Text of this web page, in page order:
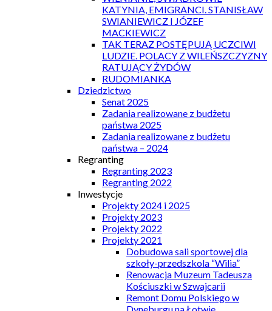
KATYNIA, EMIGRANCI. STANISŁAW
SWIANIEWICZ I JÓZEF
MACKIEWICZ
TAK TERAZ POSTĘPUJĄ UCZCIWI
LUDZIE. POLACY Z WILEŃSZCZYZNY
RATUJĄCY ŻYDÓW
RUDOMIANKA
Dziedzictwo
Senat 2025
Zadania realizowane z budżetu
państwa 2025
Zadania realizowane z budżetu
państwa – 2024
Regranting
Regranting 2023
Regranting 2022
Inwestycje
Projekty 2024 i 2025
Projekty 2023
Projekty 2022
Projekty 2021
Dobudowa sali sportowej dla
szkoły-przedszkola “Wilia”
Renowacja Muzeum Tadeusza
Kościuszki w Szwajcarii
Remont Domu Polskiego w